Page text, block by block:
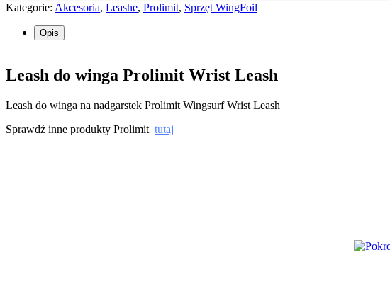
Kategorie: Akcesoria, Leashe, Prolimit, Sprzęt WingFoil
Opis
Leash do winga Prolimit Wrist Leash
Leash do winga na nadgarstek Prolimit Wingsurf Wrist Leash
Sprawdź inne produkty Prolimit tutaj